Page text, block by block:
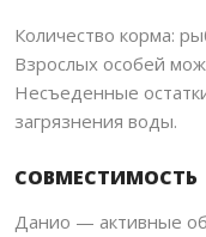
Количество корма:
Взрослых особей
Несъеденные
загрязнения воды.
СОВМЕСТИМОСТЬ
Данио — активные